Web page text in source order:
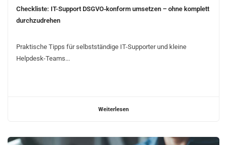
Checkliste: IT-Support DSGVO‑konform umsetzen – ohne komplett
durchzudrehen
Praktische Tipps für selbstständige IT-Supporter und kleine
Helpdesk-Teams...
Weiterlesen